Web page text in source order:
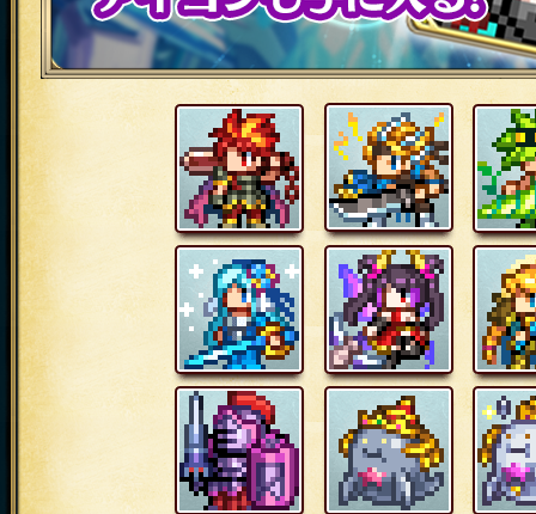
新しいオリジナルドットアイコンも手